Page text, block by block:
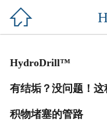

HydroDrill™
有结垢？没问题！
积物堵塞的管路